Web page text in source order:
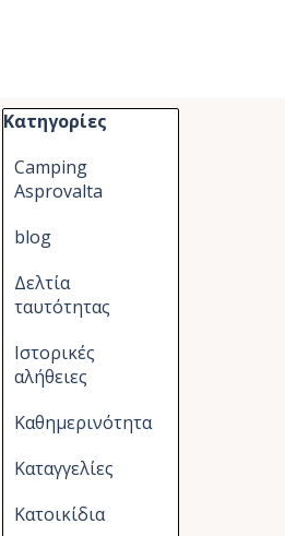
Παράλειψη μπλόκ Κατηγορίες
Κατηγορίες
Camping
Asprovalta
blog
Δελτία
ταυτότητας
Ιστορικές
αλήθειες
Καθημερινότητα
Καταγγελίες
Κατοικίδια